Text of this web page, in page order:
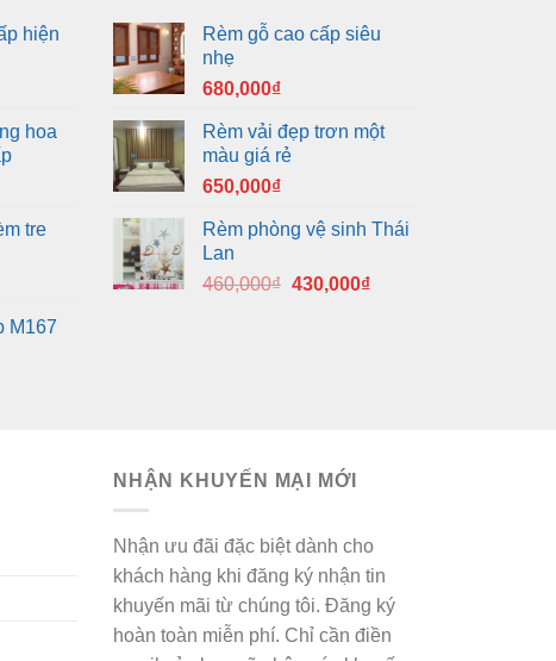
hiện
hoa
tre
M167
Rèm gỗ cao cấp siêu
nhẹ
680,000₫
Rèm vải đẹp trơn một
màu giá rẻ
650,000₫
Rèm phòng vệ sinh Thái
Lan
460,000₫ Giá
430,000₫Giá
NHẬN KHUYẾN MẠI MỚI
Nhận ưu đãi đặc biệt dành cho
khách hàng khi đăng ký nhận tin
khuyến mãi từ chúng tôi. Đăng ký
hoàn toàn miễn phí. Chỉ cần điền